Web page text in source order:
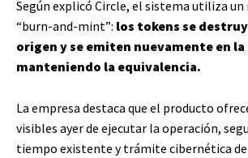
Según explicó Circle, el sistema utiliza un
“burn-and-mint”: los tokens se
origen y se emiten nuevamente en
manteniendo la equivalencia.
La empresa destaca que el producto
visibles ayer de ejecutar la operación,
tiempo existente y trámite cibernética